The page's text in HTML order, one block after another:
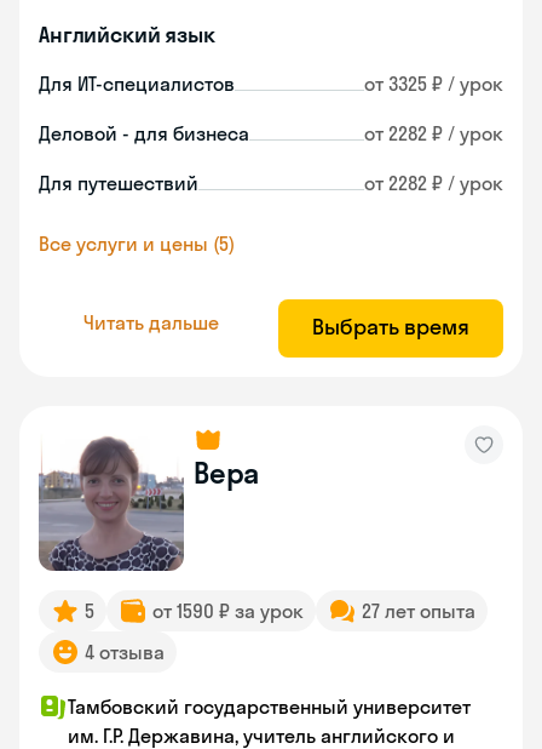
Английский язык
Для ИТ-специалистов от 3325 ₽ / урок
Деловой - для бизнеса от 2282 ₽ / урок
Для путешествий от 2282 ₽ / урок
Все услуги и цены (5)
Читать дальше Выбрать время
Вера
5 от 1590 ₽ за урок
27 лет опыта
4 отзыва
Тамбовский государственный университет
им. Г.Р. Державина, учитель английского и